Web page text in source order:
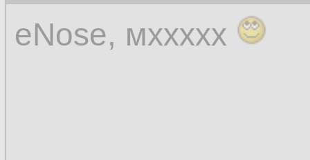
eNose, мххххх